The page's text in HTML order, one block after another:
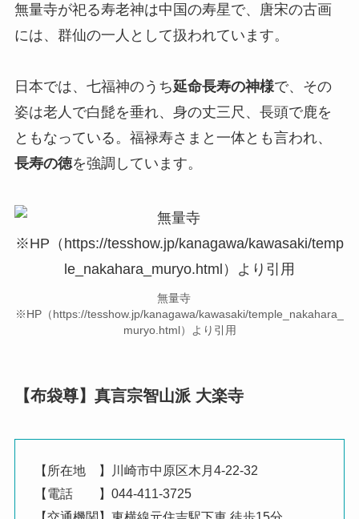
無量寺が祀る寿老神は中国の寿星で、唐宋の古画
には、群仙の一人として扱われています。
日本では、七福神のうち延命長寿の神様で、その
姿は老人で白髭を垂れ、身の丈三尺、長頭で鹿を
ともなっている。福禄寿さまと一体とも言われ、
長寿の徳を強調しています。
無量寺
※HP（https://tesshow.jp/kanagawa/kawasaki/temple_nakahara_
muryo.html）より引用
【布袋尊】真言宗智山派 大楽寺
【所在地 】川崎市中原区木月4-22-32
【電話 】044-411-3725